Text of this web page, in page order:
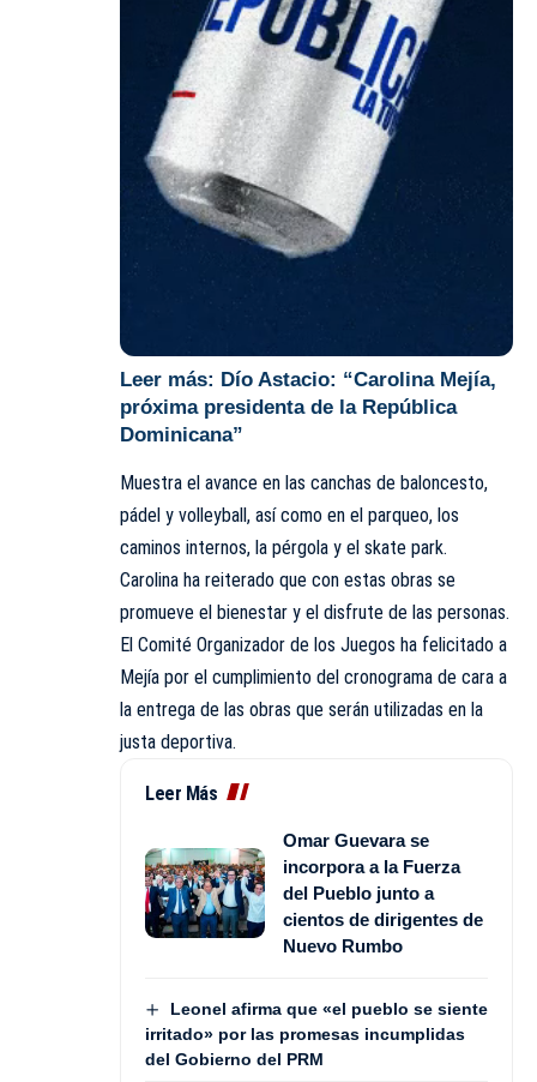
Leer más: Dío Astacio: “Carolina Mejía,
próxima presidenta de la República
Dominicana”
Muestra el avance en las canchas de baloncesto,
pádel y volleyball, así como en el parqueo, los
caminos internos, la pérgola y el skate park.
Carolina ha reiterado que con estas obras se
promueve el bienestar y el disfrute de las personas.
El Comité Organizador de los Juegos ha felicitado a
Mejía por el cumplimiento del cronograma de cara a
la entrega de las obras que serán utilizadas en la
justa deportiva.
Leer Más
Omar Guevara se
incorpora a la Fuerza
del Pueblo junto a
cientos de dirigentes de
Nuevo Rumbo
Leonel afirma que «el pueblo se siente
irritado» por las promesas incumplidas
del Gobierno del PRM